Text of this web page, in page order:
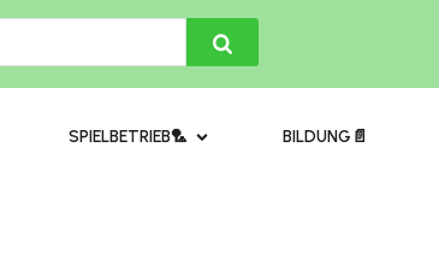
SPIELBETRIEB🏸 BILDUNG📄